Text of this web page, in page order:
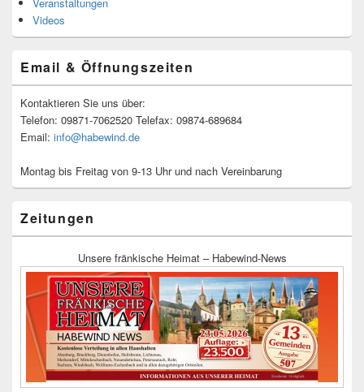
Videos
Email & Öffnungszeiten
Kontaktieren Sie uns über:
Telefon: 09871-7062520 Telefax: 09874-689684
Email: info@habewind.de
Montag bis Freitag von 9-13 Uhr und nach Vereinbarung
Zeitungen
Unsere fränkische Heimat – Habewind-News